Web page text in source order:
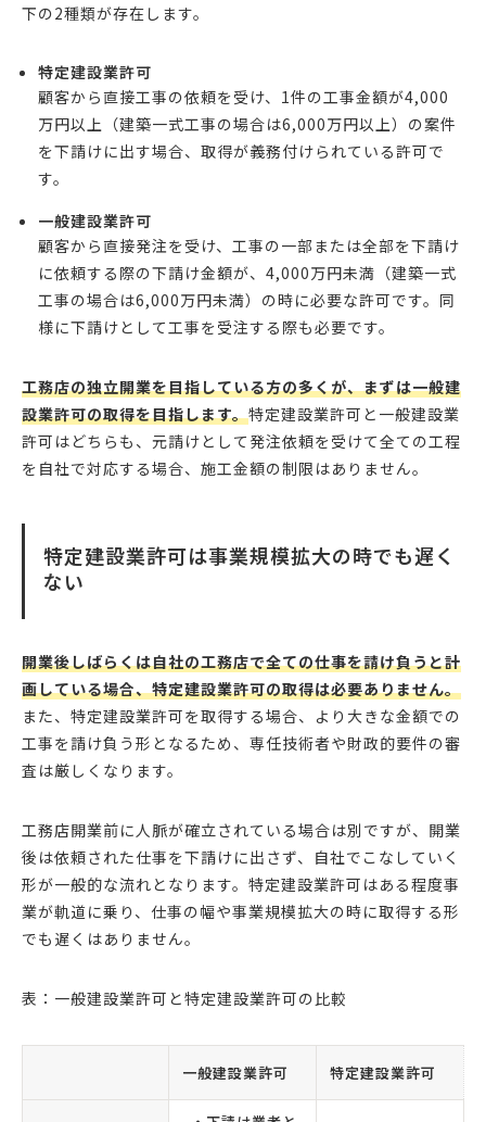
下の2種類が存在します。
特定建設業許可
顧客から直接工事の依頼を受け、1件の工事金額が4,000
万円以上（建築一式工事の場合は6,000万円以上）の案件
を下請けに出す場合、取得が義務付けられている許可で
す。
一般建設業許可
顧客から直接発注を受け、工事の一部または全部を下請け
に依頼する際の下請け金額が、4,000万円未満（建築一式
工事の場合は6,000万円未満）の時に必要な許可です。同
様に下請けとして工事を受注する際も必要です。
工務店の独立開業を目指している方の多くが、まずは一般建
設業許可の取得を目指します。特定建設業許可と一般建設業
許可はどちらも、元請けとして発注依頼を受けて全ての工程
を自社で対応する場合、施工金額の制限はありません。
特定建設業許可は事業規模拡大の時でも遅く
ない
開業後しばらくは自社の工務店で全ての仕事を請け負うと計
画している場合、特定建設業許可の取得は必要ありません。
また、特定建設業許可を取得する場合、より大きな金額での
工事を請け負う形となるため、専任技術者や財政的要件の審
査は厳しくなります。
工務店開業前に人脈が確立されている場合は別ですが、開業
後は依頼された仕事を下請けに出さず、自社でこなしていく
形が一般的な流れとなります。特定建設業許可はある程度事
業が軌道に乗り、仕事の幅や事業規模拡大の時に取得する形
でも遅くはありません。
表：一般建設業許可と特定建設業許可の比較
一般建設業許可 特定建設業許可